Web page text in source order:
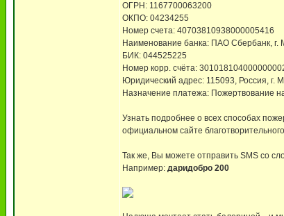
ОГРН: 1167700063200
ОКПО: 04234255
Номер счета: 40703810938000005416
Наименование банка: ПАО Сбербанк, г.
БИК: 044525225
Номер корр. счёта:
Юридический адрес: 115093, Россия, г.
Назначение платежа: Пожертвование
Узнать подробнее о всех способах
официальном сайте
Так же, Вы можете отправить SMS
Например: даридобро 200